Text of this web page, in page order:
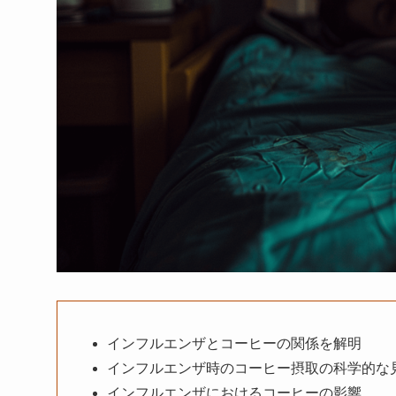
インフルエンザとコーヒーの関係を解明
インフルエンザ時のコーヒー摂取の科学的な
インフルエンザにおけるコーヒーの影響